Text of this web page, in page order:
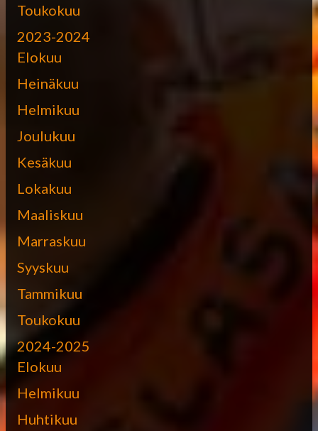
Toukokuu
2023-2024
Elokuu
Heinäkuu
Helmikuu
Joulukuu
Kesäkuu
Lokakuu
Maaliskuu
Marraskuu
Syyskuu
Tammikuu
Toukokuu
2024-2025
Elokuu
Helmikuu
Huhtikuu